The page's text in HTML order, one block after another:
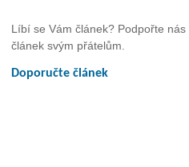
Líbí se Vám článek? Podpořte
článek svým přátelům.
Doporučte článek